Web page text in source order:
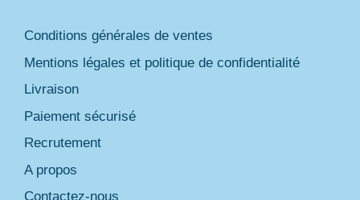
Conditions générales de ventes
Mentions légales et politique de confidentialité
Livraison
Paiement sécurisé
Recrutement
A propos
Contactez-nous